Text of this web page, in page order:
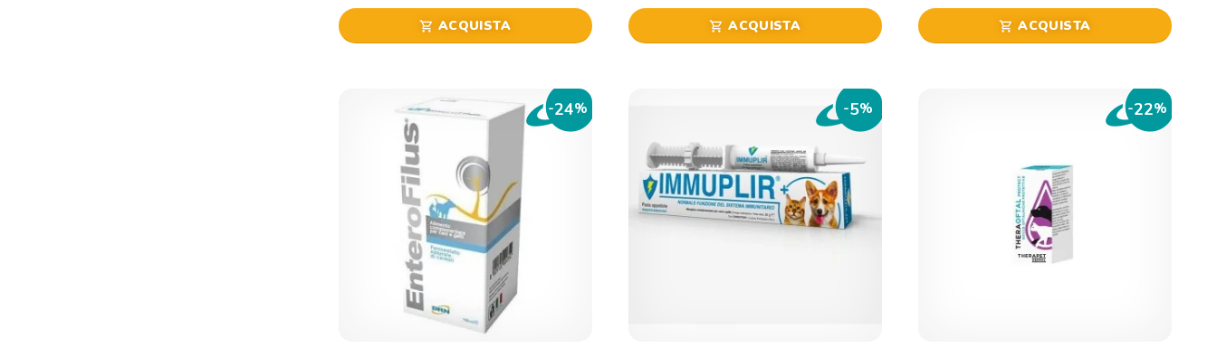
shopping_cart ACQUISTA shopping_cart ACQUISTA shopping_cart ACQUISTA
-24% -5% -22%